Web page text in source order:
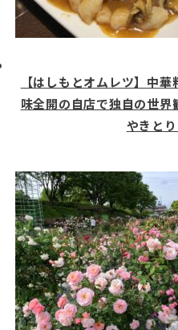
【はしもとオムレツ】中
味全開の自店で独自の世界
やきと